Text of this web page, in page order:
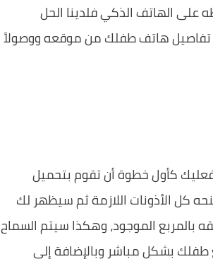
على الهاتف الذكي فلدينا الحل
تفاصيل هاتف طفلك من موقعه ووصولاً
كأول خطوة أن تقوم بتحميل
كل الأذونات اللازمة ثم سيظهر لك
الموجود، وهكذا سيتم السماح
طفلك بشكل مباشر وبالإضافة إلى